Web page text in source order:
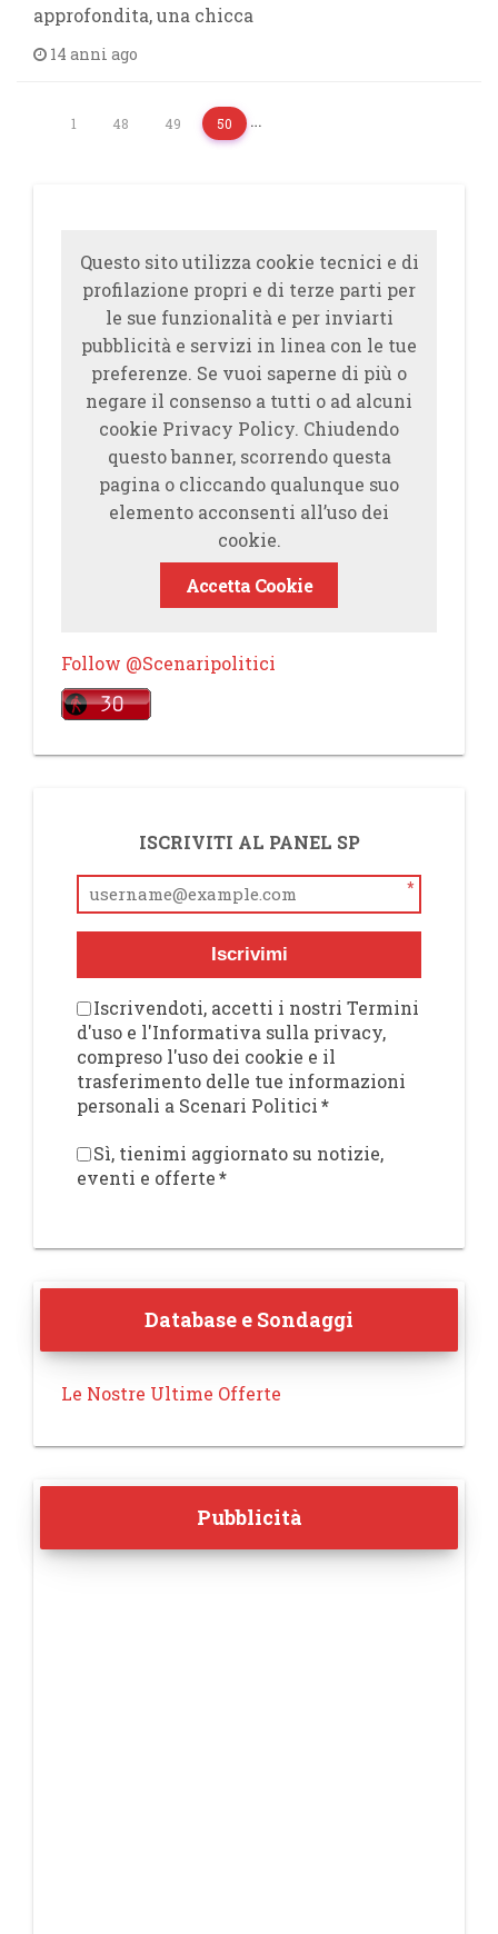
approfondita, una chicca
14 anni ago
1 …
48 49 50
Questo sito utilizza cookie tecnici e di
profilazione propri e di terze parti per
le sue funzionalità e per inviarti
pubblicità e servizi in linea con le tue
preferenze. Se vuoi saperne di più o
negare il consenso a tutti o ad alcuni
cookie Privacy Policy. Chiudendo
questo banner, scorrendo questa
pagina o cliccando qualunque suo
elemento acconsenti all’uso dei
cookie.
Accetta Cookie
Follow @Scenaripolitici
ISCRIVITI AL PANEL SP
*
Iscrivimi
Iscrivendoti, accetti i nostri Termini
d'uso e l'Informativa sulla privacy,
compreso l'uso dei cookie e il
trasferimento delle tue informazioni
personali a Scenari Politici*
Sì, tienimi aggiornato su notizie,
eventi e offerte*
Database e Sondaggi
Le Nostre Ultime Offerte
Pubblicità